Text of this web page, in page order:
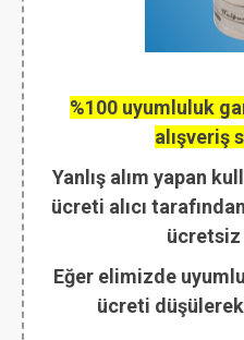
%100 uyumluluk
alışveriş
Yanlış alım yapan
ücreti alıcı
ücretsiz
Eğer elimizde
ücreti